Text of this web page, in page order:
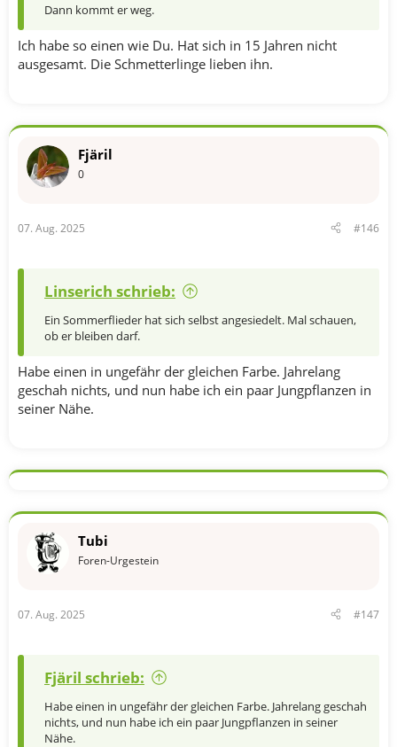
Dann kommt er weg.
Ich habe so einen wie Du. Hat sich in 15 Jahren nicht
ausgesamt. Die Schmetterlinge lieben ihn.
Fjäril
0
07. Aug. 2025 #146
Linserich schrieb:
Ein Sommerflieder hat sich selbst angesiedelt. Mal schauen,
ob er bleiben darf.
Habe einen in ungefähr der gleichen Farbe. Jahrelang
geschah nichts, und nun habe ich ein paar Jungpflanzen in
seiner Nähe.
Tubi
Foren-Urgestein
07. Aug. 2025 #147
Fjäril schrieb:
Habe einen in ungefähr der gleichen Farbe. Jahrelang geschah
nichts, und nun habe ich ein paar Jungpflanzen in seiner
Nähe.